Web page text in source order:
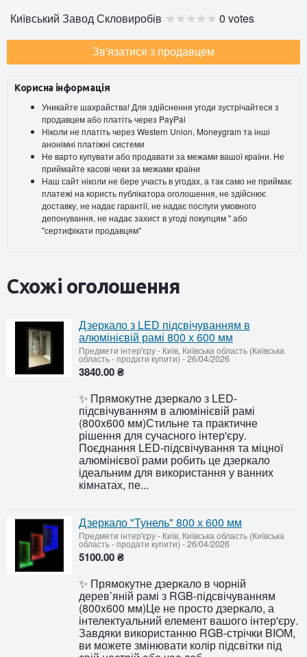
Київський Завод Скловиробів
0 votes
Зв'язатися з продавцем
Корисна інформація
Уникайте шахрайства! Для здійснення угоди зустрічайтеся з
продавцем або платіть через PayPal
Ніколи не платіть через Western Union, Moneygram та інші
анонімні платіжні системи
Не варто купувати або продавати за межами вашої країни. Не
приймайте касові чеки за межами країни
Наш сайт ніколи не бере участь в угодах, а так само не приймає
платежі на користь публікатора оголошення, не здійснює
доставку, не надає гарантії, не надає послуги умовного
депонування, не надає захист в угоді покупцям " або
"сертифікати продавцям"
Схожі оголошення
Дзеркало з LED підсвічуванням в
алюмінієвій рамі 800 х 600 мм
Предмети інтер'єру- Київ, Київська область (Київська
область - продати купити)-26/04/2026
3840.00 ₴
✨ Прямокутне дзеркало з LED-
підсвічуванням в алюмінієвій рамі
(800x600 мм)Стильне та практичне
рішення для сучасного інтер'єру.
Поєднання LED-підсвічування та міцної
алюмінієвої рами робить це дзеркало
ідеальним для використання у ванних
кімнатах, пе...
Дзеркало "Тунель" 800 х 600 мм
Предмети інтер'єру- Київ, Київська область (Київська
область - продати купити)-26/04/2026
5100.00 ₴
✨ Прямокутне дзеркало в чорній
дерев’яній рамі з RGB-підсвічуванням
(800x600 мм)Це не просто дзеркало, а
інтелектуальний елемент вашого інтер'єру.
Завдяки використанню RGB-стрічки BIOM,
ви можете змінювати колір підсвітки під